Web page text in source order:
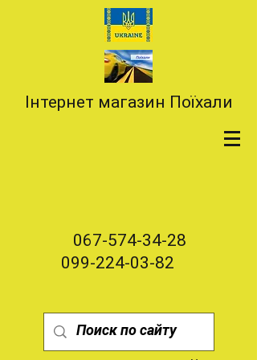
Інтернет магазин Поїхали
067-574-34-28
099-224-03-82